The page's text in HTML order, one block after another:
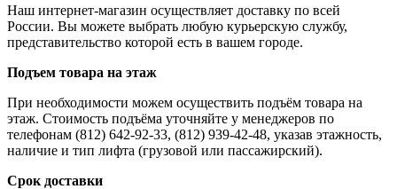
Наш интернет-магазин осуществляет доставку по всей
России. Вы можете выбрать любую курьерскую службу,
представительство которой есть в вашем городе.
Подъем товара на этаж
При необходимости можем осуществить подъём товара на
этаж. Стоимость подъёма уточняйте у менеджеров по
телефонам (812) 642-92-33, (812) 939-42-48, указав этажность,
наличие и тип лифта (грузовой или пассажирский).
Срок доставки